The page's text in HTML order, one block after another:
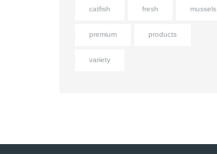
catfish fresh mussels
premium products
variety